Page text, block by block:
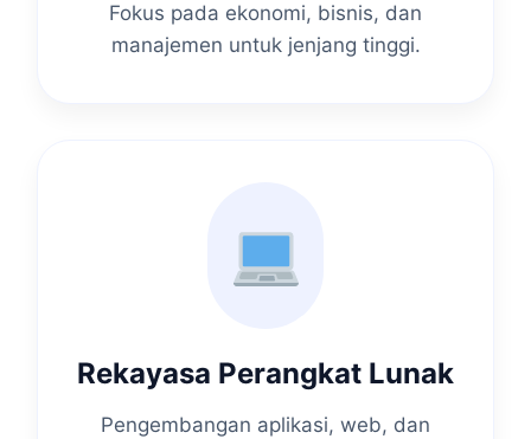
Fokus pada ekonomi, bisnis, dan
manajemen untuk jenjang tinggi.
Rekayasa Perangkat Lunak
Pengembangan aplikasi, web, dan